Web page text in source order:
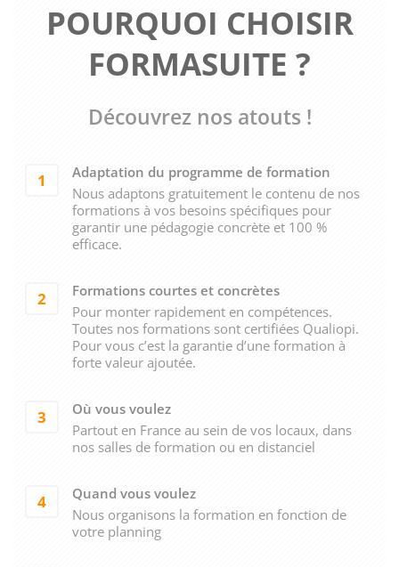
POURQUOI CHOISIR
FORMASUITE ?
Découvrez nos atouts !
1
Adaptation du programme de formation
Nous adaptons gratuitement le contenu de nos
formations à vos besoins spécifiques pour
garantir une pédagogie concrète et 100 %
efficace.
2
Formations courtes et concrètes
Pour monter rapidement en compétences.
Toutes nos formations sont certifiées Qualiopi.
Pour vous c’est la garantie d’une formation à
forte valeur ajoutée.
3
Où vous voulez
Partout en France au sein de vos locaux, dans
nos salles de formation ou en distanciel
4
Quand vous voulez
Nous organisons la formation en fonction de
votre planning